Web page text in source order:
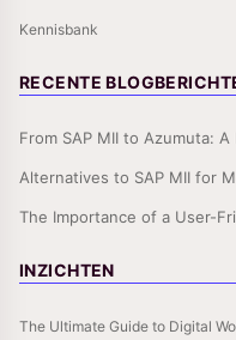
Kennisbank
RECENTE
From SAP MII to Azumuta:
Alternatives to SAP MII for
The Importance of a User-
INZICHTEN
The Ultimate Guide to Digital